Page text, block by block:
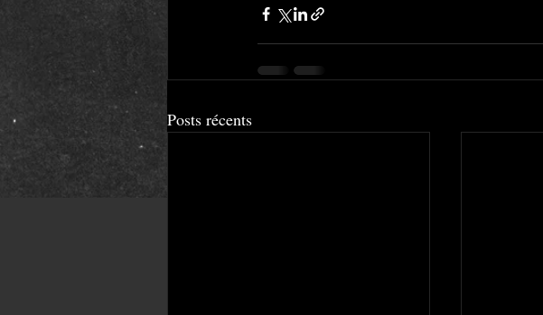
Posts récents